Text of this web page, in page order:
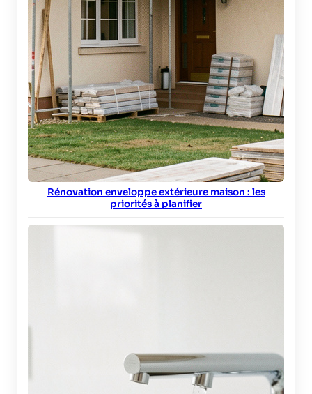
Rénovation enveloppe extérieure maison : les
priorités à planifier